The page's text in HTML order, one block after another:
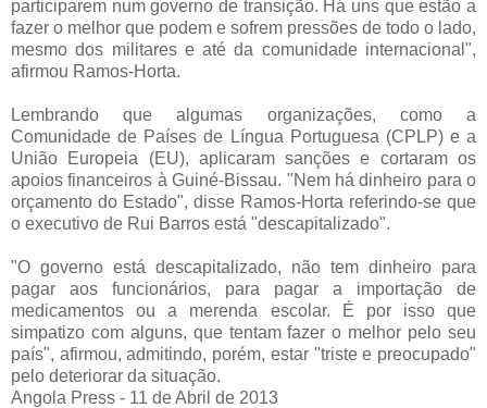
participarem num governo de transição. Há uns que estão a
fazer o melhor que podem e sofrem pressões de todo o lado,
mesmo dos militares e até da comunidade internacional",
afirmou Ramos-Horta.
Lembrando que algumas organizações, como a
Comunidade de Países de Língua Portuguesa (CPLP) e a
União Europeia (EU), aplicaram sanções e cortaram os
apoios financeiros à Guiné-Bissau. "Nem há dinheiro para o
orçamento do Estado", disse Ramos-Horta referindo-se que
o executivo de Rui Barros está "descapitalizado".
"O governo está descapitalizado, não tem dinheiro para
pagar aos funcionários, para pagar a importação de
medicamentos ou a merenda escolar. É por isso que
simpatizo com alguns, que tentam fazer o melhor pelo seu
país", afirmou, admitindo, porém, estar "triste e preocupado"
pelo deteriorar da situação.
Angola Press - 11 de Abril de 2013